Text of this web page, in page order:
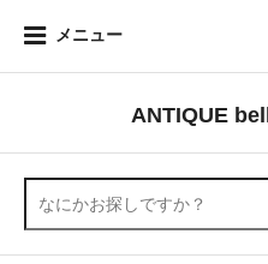
メニュー
ANTIQUE